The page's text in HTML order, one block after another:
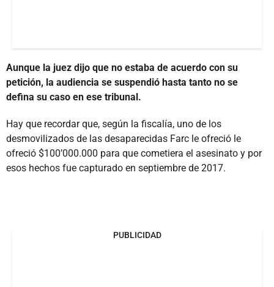
Aunque la juez dijo que no estaba de acuerdo con su
petición, la audiencia se suspendió hasta tanto no se
defina su caso en ese tribunal.
Hay que recordar que, según la fiscalía, uno de los
desmovilizados de las desaparecidas Farc le ofreció le
ofreció $100’000.000 para que cometiera el asesinato y por
esos hechos fue capturado en septiembre de 2017.
PUBLICIDAD